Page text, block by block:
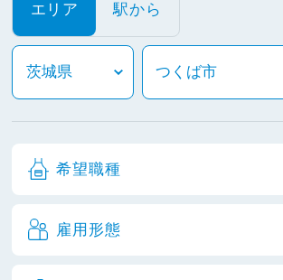
エリア 駅から
希望職種
雇用形態